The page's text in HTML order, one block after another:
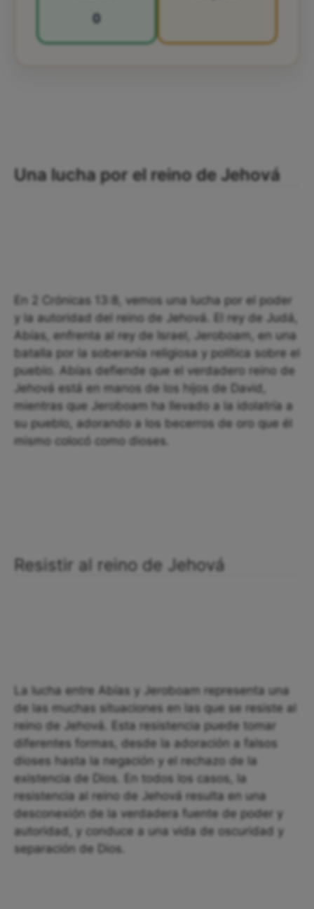
0
Una lucha por el reino de Jehová
En 2 Crónicas 13:8, vemos una lucha por el poder
y la autoridad del reino de Jehová. El rey de Judá,
Abías, enfrenta al rey de Israel, Jeroboam, en una
batalla por la soberanía religiosa y política sobre el
pueblo. Abías defiende que el verdadero reino de
Jehová está en manos de los hijos de David,
mientras que Jeroboam ha llevado a la idolatría a
su pueblo, adorando a los becerros de oro que él
mismo colocó como dioses.
Resistir al reino de Jehová
La lucha entre Abías y Jeroboam representa una
de las muchas situaciones en las que se resiste al
reino de Jehová. Esta resistencia puede tomar
diferentes formas, desde la adoración a falsos
dioses hasta la negación y el rechazo de la
existencia de Dios. En todos los casos, la
resistencia al reino de Jehová resulta en una
desconexión de la verdadera fuente de poder y
autoridad, y conduce a una vida de oscuridad y
separación de Dios.